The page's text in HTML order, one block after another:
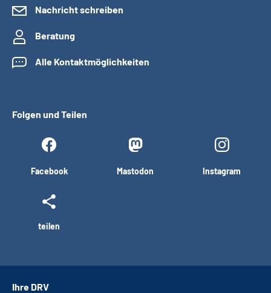
Nachricht schreiben
Beratung
Alle Kontaktmöglichkeiten
Folgen und Teilen
Facebook Mastodon Instagram
teilen
Ihre DRV